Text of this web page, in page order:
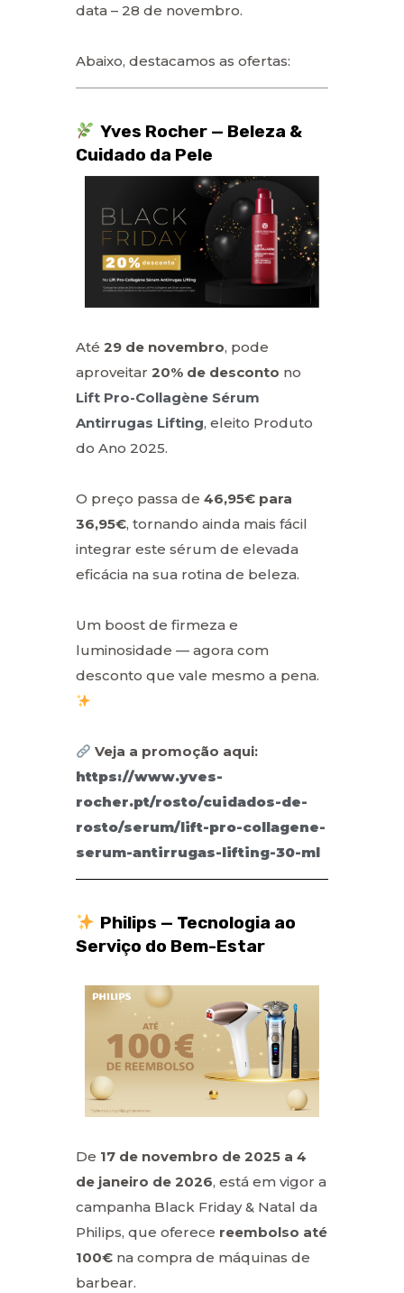
data – 28 de novembro.
Abaixo, destacamos as ofertas:
Yves Rocher — Beleza &
Cuidado da Pele
Até 29 de novembro, pode
aproveitar 20% de desconto no
Lift Pro-Collagène Sérum
Antirrugas Lifting, eleito Produto
do Ano 2025.
O preço passa de 46,95€ para
36,95€, tornando ainda mais fácil
integrar este sérum de elevada
eficácia na sua rotina de beleza.
Um boost de firmeza e
luminosidade — agora com
desconto que vale mesmo a pena.
Veja a promoção aqui:
https://www.yves-
rocher.pt/rosto/cuidados-de-
rosto/serum/lift-pro-collagene-
serum-antirrugas-lifting-30-ml
Philips — Tecnologia ao
Serviço do Bem-Estar
De 17 de novembro de 2025 a 4
de janeiro de 2026, está em vigor a
campanha Black Friday & Natal da
Philips, que oferece reembolso até
100€ na compra de máquinas de
barbear.